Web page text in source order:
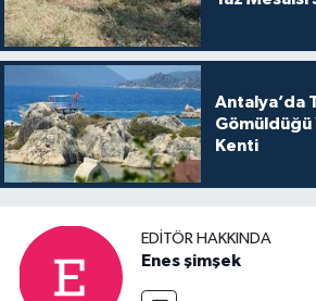
Antalya’da
Gömüldüğü
Kenti
EDITÖR HAKKINDA
Enes şimşek